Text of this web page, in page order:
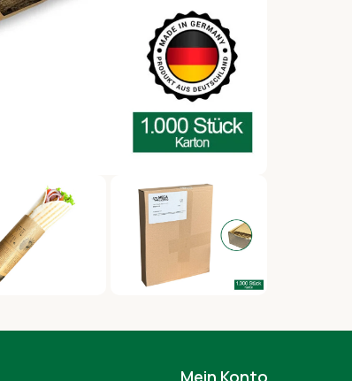
Mein Konto